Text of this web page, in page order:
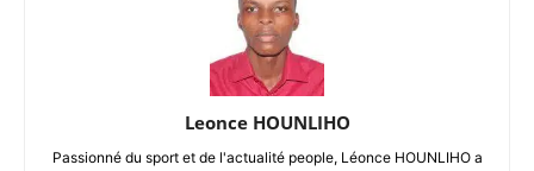
Leonce HOUNLIHO
Passionné du sport et de l'actualité people, Léonce HOUNLIHO a